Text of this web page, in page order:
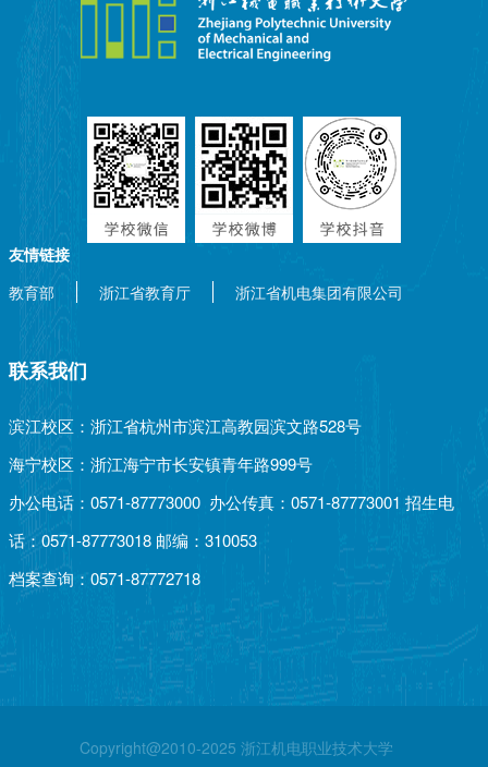
友情链接
教育部
浙江省教育厅 浙江省机电集团有限公司
联系我们
滨江校区：浙江省杭州市滨江高教园滨文路528号
海宁校区：浙江海宁市长安镇青年路999号
办公电话：0571-87773000 办公传真：0571-87773001 招生电
话：0571-87773018 邮编：310053
档案查询：0571-87772718
Copyright@2010-2025 浙江机电职业技术大学